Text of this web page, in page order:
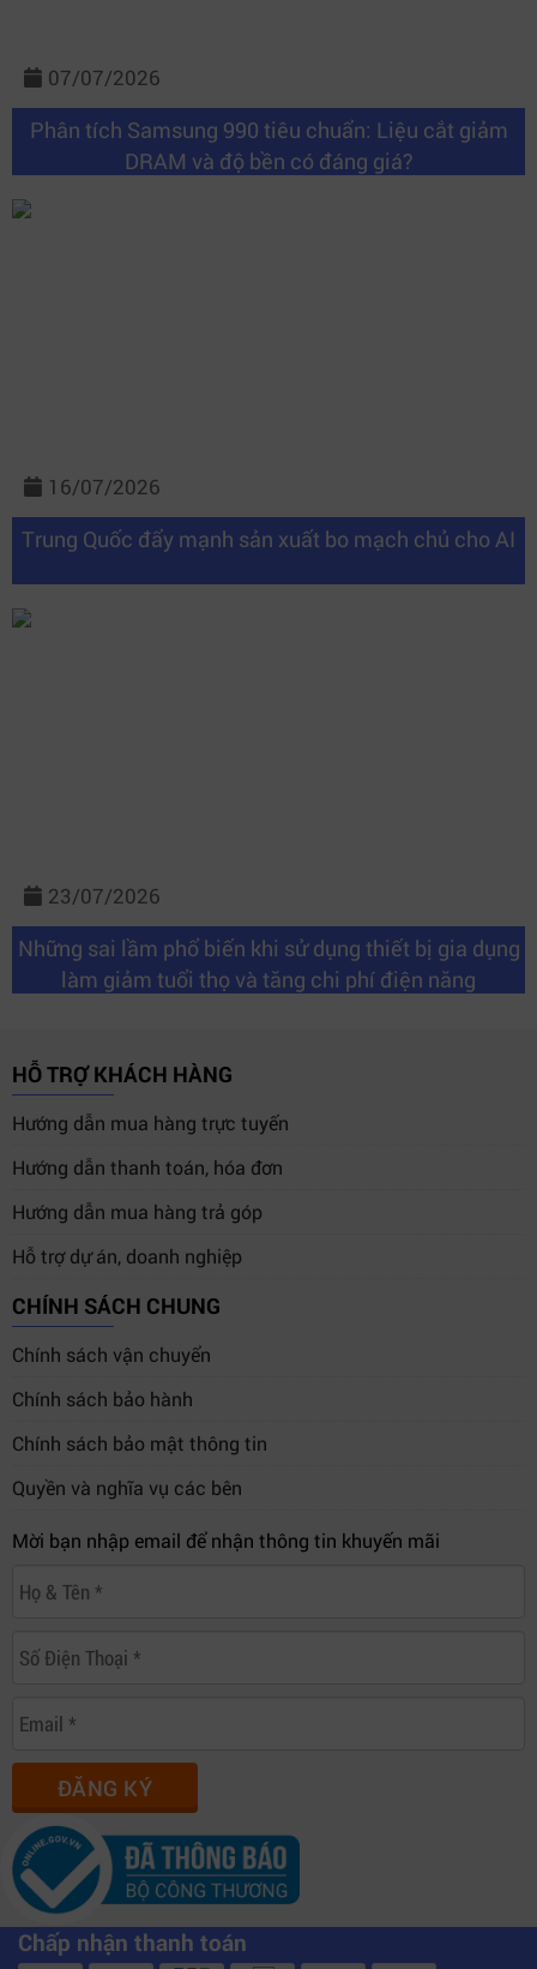
07/07/2026
Phân tích Samsung 990 tiêu chuẩn: Liệu cắt giảm
DRAM và độ bền có đáng giá?
16/07/2026
Trung Quốc đẩy mạnh sản xuất bo mạch chủ cho AI
23/07/2026
Những sai lầm phổ biến khi sử dụng thiết bị gia dụng
làm giảm tuổi thọ và tăng chi phí điện năng
HỖ TRỢ KHÁCH HÀNG
Hướng dẫn mua hàng trực tuyến
Hướng dẫn thanh toán, hóa đơn
Hướng dẫn mua hàng trả góp
Hỗ trợ dự án, doanh nghiệp
CHÍNH SÁCH CHUNG
Chính sách vận chuyển
Chính sách bảo hành
Chính sách bảo mật thông tin
Quyền và nghĩa vụ các bên
Mời bạn nhập email để nhận thông tin khuyến mãi
ĐĂNG KÝ
Chấp nhận thanh toán